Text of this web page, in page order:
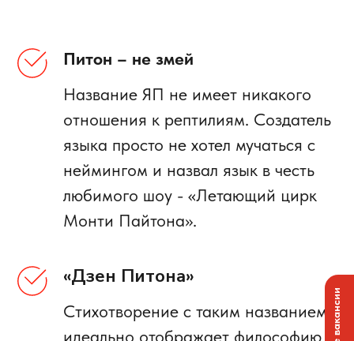
Питон – не змей
Название ЯП не имеет никакого
отношения к рептилиям. Создатель
языка просто не хотел мучаться с
неймингом и назвал язык в честь
любимого шоу - «Летающий цирк
Монти Пайтона».
«Дзен Питона»
Стихотворение с таким названием
идеально отображает философию